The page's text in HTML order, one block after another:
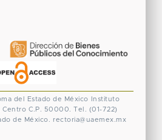
del Estado de México
Instituto
Centro C.P. 50000. Tel. (01-722)
de México. rectoria@uaemex.mx